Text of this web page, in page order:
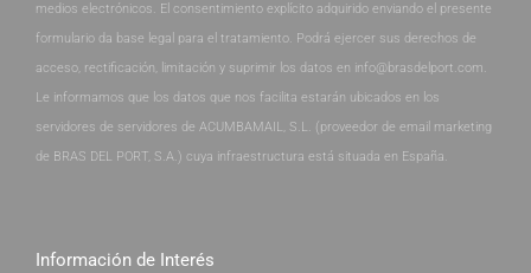
medios electrónicos. El consentimiento explícito adquirido enviando el presente
formulario da base legal para el tratamiento. Podrá ejercer sus derechos de
acceso, rectificación, limitación y suprimir los datos en info@brasdelport.com.
Le informamos que los datos que nos facilita estarán ubicados en los
servidores de servidores de ACUMBAMAIL, S.L. (proveedor de email marketing
de BRAS DEL PORT, S.A.) cuya infraestructura está situada en España.
Información de Interés